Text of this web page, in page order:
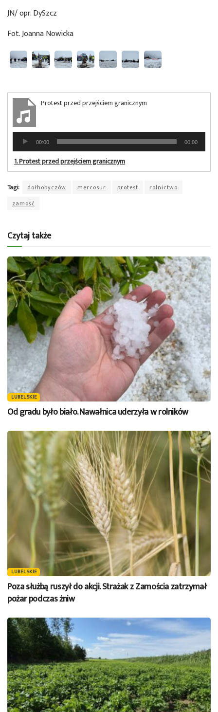
JN/ opr. DySzcz
Fot. Joanna Nowicka
Protest przed przejściem granicznym
Odtwarzacz
plików
dźwiękowych
00:00 00:00
1.Protest przed przejściem granicznym
Tagi: dołhobyczów mercosur protest
rolnictwo
zamość
Czytaj także
LUBELSKIE
Od gradu było biało. Nawałnica uderzyła w rolników
LUBELSKIE
Poza służbą ruszył do akcji. Strażak z Zamościa zatrzymał
pożar podczas żniw